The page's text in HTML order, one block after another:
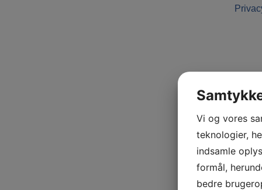
Vi og vores
teknologier,
indsamle
formål,
bedre